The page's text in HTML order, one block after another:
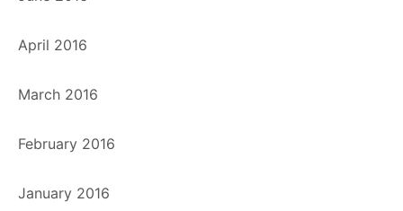
April 2016
March 2016
February 2016
January 2016